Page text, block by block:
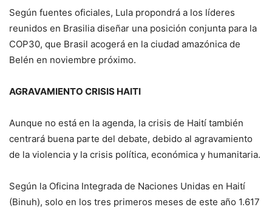
Según fuentes oficiales, Lula propondrá a los líderes
reunidos en Brasilia diseñar una posición conjunta para la
COP30, que Brasil acogerá en la ciudad amazónica de
Belén en noviembre próximo.
AGRAVAMIENTO CRISIS HAITI
Aunque no está en la agenda, la crisis de Haití también
centrará buena parte del debate, debido al agravamiento
de la violencia y la crisis política, económica y humanitaria.
Según la Oficina Integrada de Naciones Unidas en Haití
(Binuh), solo en los tres primeros meses de este año 1.617